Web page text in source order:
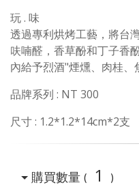
玩 . 味
透過專利烘烤工藝，將台
呋喃醛，香草酚和丁子香
內給予烈酒"煙燻、肉桂、
品牌系列 : NT 300
尺寸 : 1.2*1.2*14cm*2支
購買數量 ( 1 )